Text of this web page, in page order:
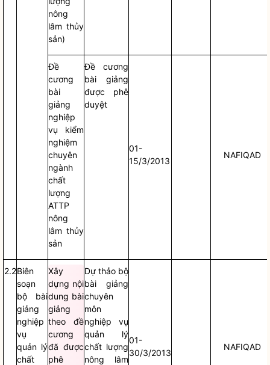
nông
lâm thủy
sản)
Đề
cương
bài
giảng
nghiệp
vụ kiểm
nghiệm
chuyên
ngành
chất
lượng
ATTP
nông
lâm thủy
sản
Đề cương
bài giảng
được phê
duyệt
01-
15/3/2013
NAFIQAD
2.2Biên
soạn
bộ bài
giảng
nghiệp
vụ
quản lý
chất
Xây
dựng nội
dung bài
giảng
theo đề
cương
đã được
phê
Dự thảo bộ
bài giảng
chuyên
môn
nghiệp vụ
quản lý
chất lượng
nông lâm
01-
30/3/2013
NAFIQAD